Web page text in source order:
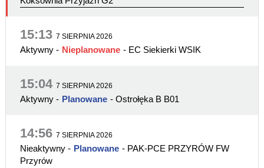
15:13 7 SIERPNIA 2026
Aktywny- Nieplanowane - EC Siekierki WSIK
15:04 7 SIERPNIA 2026
Aktywny- Planowane - Ostrołęka B B01
14:56 7 SIERPNIA 2026
Nieaktywny- Planowane - PAK-PCE PRZYRÓW FW
Przyrów